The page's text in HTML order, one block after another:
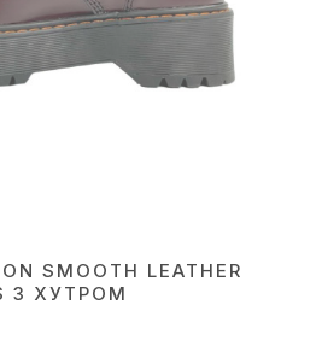
SMOOTH LEATHER
З ХУТРОМ